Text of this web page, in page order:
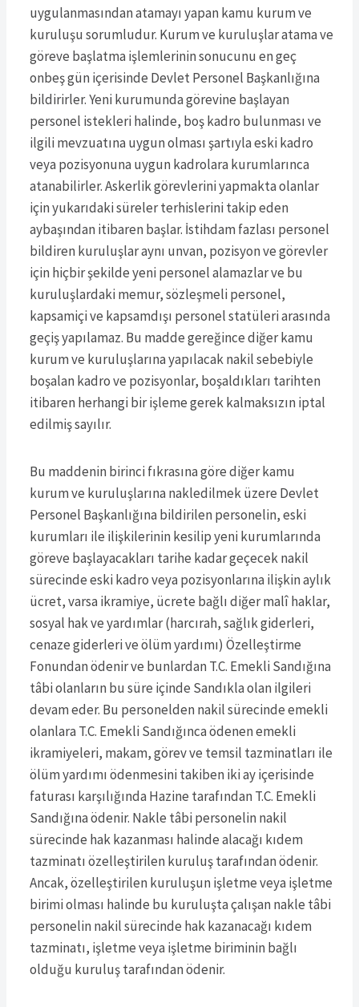
uygulanmasından atamayı yapan kamu kurum ve
kuruluşu sorumludur. Kurum ve kuruluşlar atama ve
göreve başlatma işlemlerinin sonucunu en geç
onbeş gün içerisinde Devlet Personel Başkanlığına
bildirirler. Yeni kurumunda görevine başlayan
personel istekleri halinde, boş kadro bulunması ve
ilgili mevzuatına uygun olması şartıyla eski kadro
veya pozisyonuna uygun kadrolara kurumlarınca
atanabilirler. Askerlik görevlerini yapmakta olanlar
için yukarıdaki süreler terhislerini takip eden
aybaşından itibaren başlar. İstihdam fazlası personel
bildiren kuruluşlar aynı unvan, pozisyon ve görevler
için hiçbir şekilde yeni personel alamazlar ve bu
kuruluşlardaki memur, sözleşmeli personel,
kapsamiçi ve kapsamdışı personel statüleri arasında
geçiş yapılamaz. Bu madde gereğince diğer kamu
kurum ve kuruluşlarına yapılacak nakil sebebiyle
boşalan kadro ve pozisyonlar, boşaldıkları tarihten
itibaren herhangi bir işleme gerek kalmaksızın iptal
edilmiş sayılır.
Bu maddenin birinci fıkrasına göre diğer kamu
kurum ve kuruluşlarına nakledilmek üzere Devlet
Personel Başkanlığına bildirilen personelin, eski
kurumları ile ilişkilerinin kesilip yeni kurumlarında
göreve başlayacakları tarihe kadar geçecek nakil
sürecinde eski kadro veya pozisyonlarına ilişkin aylık
ücret, varsa ikramiye, ücrete bağlı diğer malî haklar,
sosyal hak ve yardımlar (harcırah, sağlık giderleri,
cenaze giderleri ve ölüm yardımı) Özelleştirme
Fonundan ödenir ve bunlardan T.C. Emekli Sandığına
tâbi olanların bu süre içinde Sandıkla olan ilgileri
devam eder. Bu personelden nakil sürecinde emekli
olanlara T.C. Emekli Sandığınca ödenen emekli
ikramiyeleri, makam, görev ve temsil tazminatları ile
ölüm yardımı ödenmesini takiben iki ay içerisinde
faturası karşılığında Hazine tarafından T.C. Emekli
Sandığına ödenir. Nakle tâbi personelin nakil
sürecinde hak kazanması halinde alacağı kıdem
tazminatı özelleştirilen kuruluş tarafından ödenir.
Ancak, özelleştirilen kuruluşun işletme veya işletme
birimi olması halinde bu kuruluşta çalışan nakle tâbi
personelin nakil sürecinde hak kazanacağı kıdem
tazminatı, işletme veya işletme biriminin bağlı
olduğu kuruluş tarafından ödenir.